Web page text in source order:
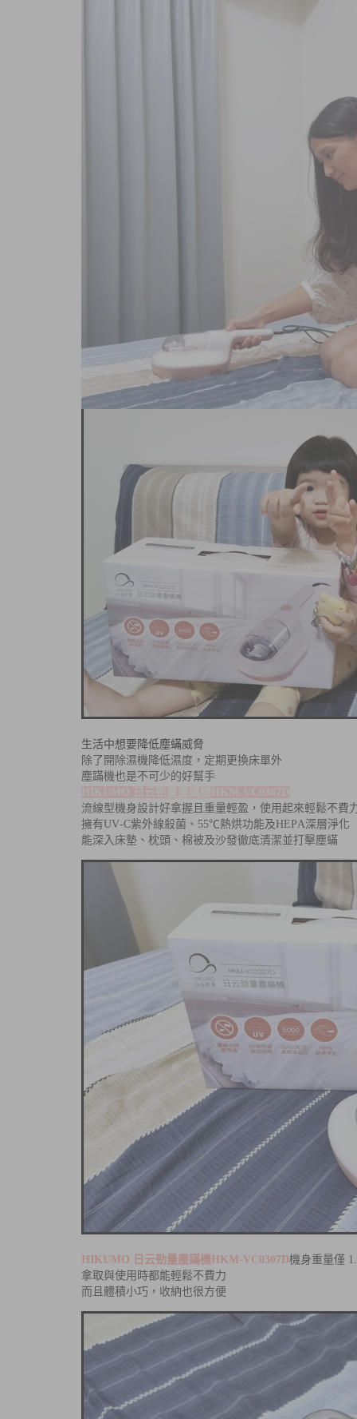
生活中想要降低塵蟎威脅
除了開除濕機降低濕度，定期更換床單外
塵蹣機也是不可少的好幫手
流線型機身設計好拿握且重量輕盈，使用起來輕鬆不費
擁有UV-C紫外線殺菌、55℃熱烘功能及HEPA深層淨化
能深入床墊、枕頭、棉被及沙發徹底清潔並打擊塵蟎
HIKUMO 日云勁量塵蹣機HKM-VC0307D機身重量僅
拿取與使用時都能輕鬆不費力
而且體積小巧，收納也很方便